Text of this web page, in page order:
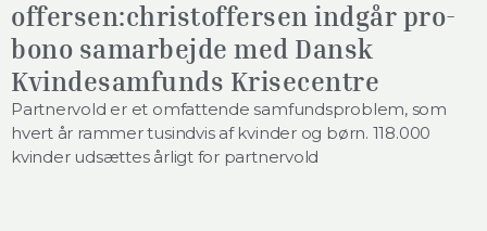
offersen:christoffersen indgår pro-
bono samarbejde med Dansk
Kvindesamfunds Krisecentre
Partnervold er et omfattende samfundsproblem, som
hvert år rammer tusindvis af kvinder og børn. 118.000
kvinder udsættes årligt for partnervold